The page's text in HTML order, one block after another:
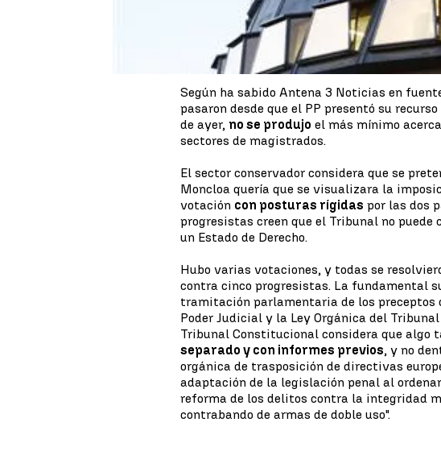
La votación del TC desde dentro
Según ha sabido Antena 3 Noticias en
pasaron desde que el PP presentó su
de ayer, no se produjo el más mínimo
sectores de magistrados.
El sector conservador considera que se
Moncloa quería que se visualizara la
votación con posturas rígidas por las dos
progresistas creen que el Tribunal no puede
un Estado de Derecho.
Hubo varias votaciones, y todas se
contra cinco progresistas. La fundamental
tramitación parlamentaria de los
Poder Judicial y la Ley Orgánica del
Tribunal Constitucional considera que algo
separado y con informes previos, y no
orgánica de trasposición de directivas
adaptación de la legislación penal al
reforma de los delitos contra la integridad
contrabando de armas de doble uso".